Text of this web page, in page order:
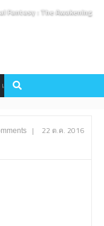
Fantasy : The Awakening
อถือซีรี่ย์ RPG สุดคลาสสิกเตรีย
|
22 ต.ค. 2016